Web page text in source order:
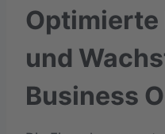
Optimierte
und
Business